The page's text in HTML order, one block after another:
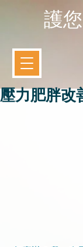
護
壓力肥胖改